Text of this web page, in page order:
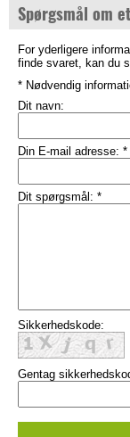
Spørgsmål om
For yderligere
finde svaret, kan du
* Nødvendig
Dit navn:
Din E-mail adresse: *
Dit spørgsmål: *
Sikkerhedskode:
Gentag